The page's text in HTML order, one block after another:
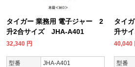
タイガー 業務用 電子ジャー 2
升2合サイズ JHA-A401
32,340 円
型番
JHA-A401
タイ
升サ
40,040
型番